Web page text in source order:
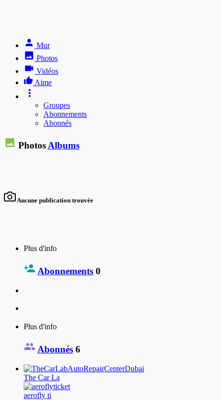
Mur
Photos
Vidéos
Aime
Groupes
Abonnements
Abonnés
PhotosAlbums
Aucune publication trouvée
Plus d'info
Abonnements 0
Plus d'info
Abonnés 6
The Car La
aerofly ti